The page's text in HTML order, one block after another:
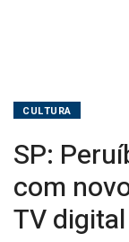
CULTURA
SP:
com
TV digital